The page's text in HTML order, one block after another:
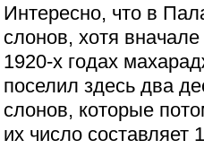
Интересно, что в
слонов, хотя
1920-х годах
поселил здесь два
слонов, которые
их число составляет